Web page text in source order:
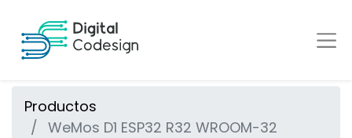
Productos
WeMos D1 ESP32 R32 WROOM-32